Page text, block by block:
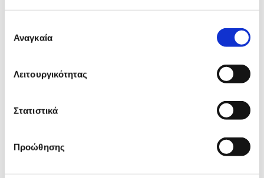
συγκατάθεσης
Αναγκαία
Λειτουργικότητας
Στατιστικά
Προώθησης
προϊόντος
Κάτι μας λέει πως τα παρακάτω